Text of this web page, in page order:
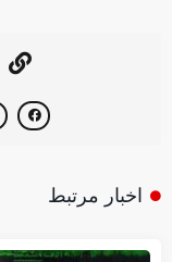
اخبار مرتبط